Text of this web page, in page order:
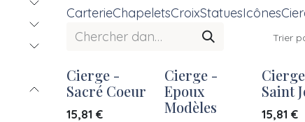
CarterieChapeletsCroixStatuesIcônes
Trier
Cierge -
Sacré Coeur
15,81 €
Cierge -
Epoux
Modèles
Saint
15,81 €